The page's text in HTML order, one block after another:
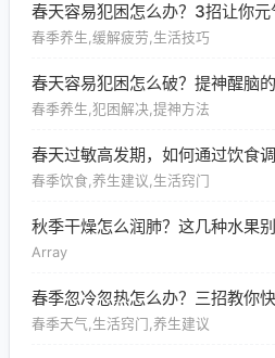
春天容易犯困怎么办？3招让你元
春季养生,缓解疲劳,生活技巧
春天容易犯困怎么破？提神醒脑
春季养生,犯困解决,提神方法
春天过敏高发期，如何通过饮食
春季饮食,养生建议,生活窍门
秋季干燥怎么润肺？这几种水果
Array
春季忽冷忽热怎么办？三招教你
春季天气,生活窍门,养生建议